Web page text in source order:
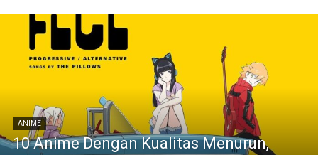
ANIME
10 Anime Dengan Kualitas Menurun,